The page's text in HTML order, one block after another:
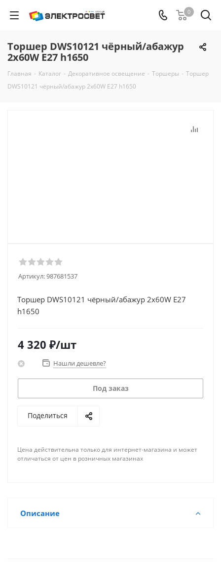
0
Торшер DWS10121 чёрный/абажур
2х60W E27 h1650
Главная - Каталог - Декоративное освещение - Торшеры - Торшер
DWS10121 чёрный/абажур 2х60W E27 h1650
Артикул:987681537
Торшер DWS10121 чёрный/абажур 2х60W E27
h1650
4 320 ₽/шт
Нашли дешевле?
Под заказ
Поделиться
Цена действительна только для интернет-магазина и может
отличаться от цен в розничных магазинах
Описание